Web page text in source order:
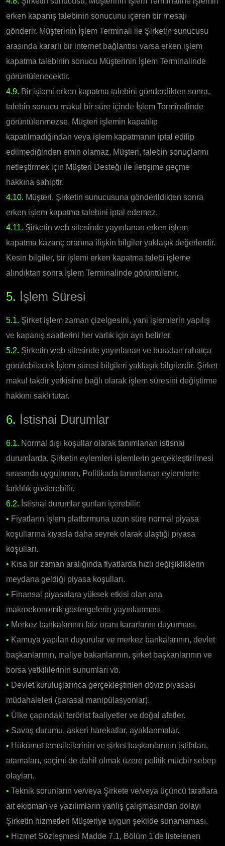
erken kapanış talebinin sonucunu içeren bir mesajı
gönderir. Müşterinin İşlem Terminali ile Şirketin sunucusu
arasında kararlı bir internet bağlantısı varsa erken işlem
kapatma talebinin sonucu Müşterinin İşlem Terminalinde
görüntülenecektir.
4.9. Bir işlemi erken kapatma talebini gönderdikten sonra,
talebin sonucu makul bir süre içinde İşlem Terminalinde
görüntülenmezse, Müşteri işlemin kapatılıp
kapatılmadığından veya işlem kapatmanın iptal edilip
edilmediğinden emin olamaz. Müşteri, talebin sonuçlarını
netleştirmek için Müşteri Desteği ile iletişime geçme
hakkına sahiptir.
4.10. Müşteri, Şirketin sunucusuna gönderildikten sonra
erken işlem kapatma talebini iptal edemez.
4.11. Şirketin web sitesinde yayınlanan erken işlem
kapatma kazanç oranına ilişkin bilgiler yaklaşık değerlerdir.
Kesin bilgiler, bir işlemi erken kapatma talebi işleme
alındıktan sonra İşlem Terminalinde görüntülenir.
5. İşlem Süresi
5.1. Şirket işlem zaman çizelgesini, yani işlemlerin yapılış
ve kapanış saatlerini her varlık için ayrı belirler.
5.2. Şirketin web sitesinde yayınlanan ve buradan rahatça
görülebilecek İşlem süresi bilgileri yaklaşık bilgilerdir. Şirket
makul takdir yetkisine bağlı olarak işlem süresini değiştirme
hakkını saklı tutar.
6. İstisnai Durumlar
6.1. Normal dışı koşullar olarak tanımlanan istisnai
durumlarda, Şirketin eylemleri işlemlerin gerçekleştirilmesi
sırasında uygulanan, Politikada tanımlanan eylemlerle
farklılık gösterebilir.
6.2. İstisnai durumlar şunları içerebilir:
• Fiyatların işlem platformuna uzun süre normal piyasa
koşullarına kıyasla daha seyrek olarak ulaştığı piyasa
koşulları.
• Kısa bir zaman aralığında fiyatlarda hızlı değişikliklerin
meydana geldiği piyasa koşulları.
• Finansal piyasalara yüksek etkisi olan ana
makroekonomik göstergelerin yayınlanması.
• Merkez bankalarının faiz oranı kararlarını duyurması.
• Kamuya yapılan duyurular ve merkez bankalarının, devlet
başkanlarının, maliye bakanlarının, şirket başkanlarının ve
borsa yetkililerinin sunumları vb.
• Devlet kuruluşlarınca gerçekleştirilen döviz piyasası
müdahaleleri (parasal manipülasyonlar).
• Ülke çapındaki terörist faaliyetler ve doğal afetler.
• Savaş durumu, askeri harekatlar, ayaklanmalar.
• Hükümet temsilcilerinin ve şirket başkanlarının istifaları,
atamaları, seçimi de dahil olmak üzere politik mücbir sebep
olayları.
• Teknik sorunların ve/veya Şirkete ve/veya üçüncü taraflara
ait ekipman ve yazılımların yanlış çalışmasından dolayı
Şirketin hizmetleri Müşteriye uygun şekilde sunamaması.
• Hizmet Sözleşmesi Madde 7.1, Bölüm 1'de listelenen